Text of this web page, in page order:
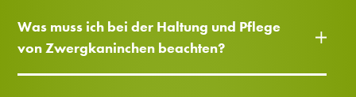
Was muss ich bei der Haltung und Pflege
von Zwergkaninchen beachten?